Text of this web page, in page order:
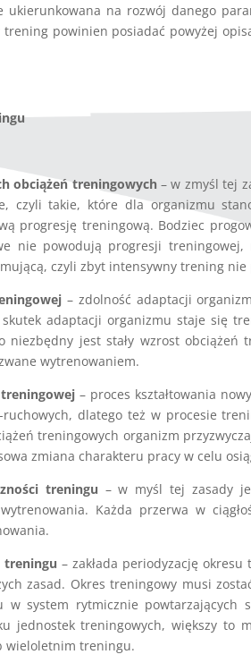
ukierunkowana na rozwój danego
trening powinien posiadać powyżej
obciążeń treningowych – w zmyśl tej
czyli takie, które dla organizmu
progresję treningową. Bodziec
nie powodują progresji
czyli zbyt intensywny trening
– zdolność adaptacji
adaptacji organizmu staje się
niezbędny jest stały wzrost obciążeń
wytrenowaniem.
– proces kształtowania
ruchowych, dlatego też w procesie
treningowych organizm
zmiana charakteru pracy w celu
treningu – w myśl tej zasady
Każda przerwa w
treningu – zakłada periodyzację
zasad. Okres treningowy musi
w system rytmicznie
jednostek treningowych, większy to
wieloletnim treningu.